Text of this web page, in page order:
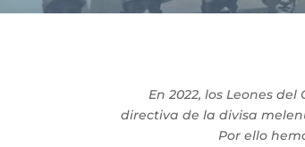
En 2022, los Leones
directiva de la divisa
Por ello